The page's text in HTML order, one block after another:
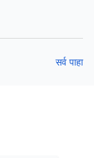
सर्व पाहा